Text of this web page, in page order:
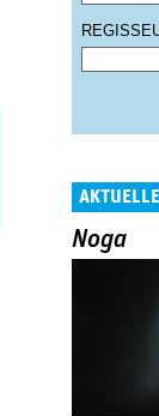
Noga